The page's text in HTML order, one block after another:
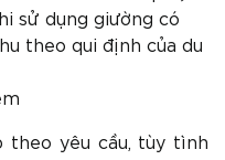
sử dụng giường có
theo qui định của du
theo yêu cầu, tùy tình